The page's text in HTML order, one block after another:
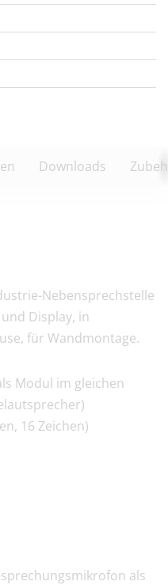
Downloads
Nebensprechstelle
Display, in
für Wandmontage.
Modul im gleichen
16 Zeichen)
als